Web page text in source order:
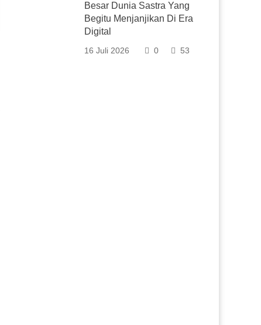
Besar Dunia Sastra Yang
Begitu Menjanjikan Di Era
Digital
16 Juli 2026 0 53